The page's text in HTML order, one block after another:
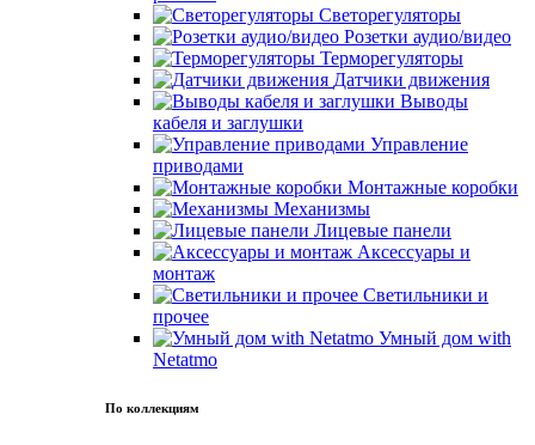
Светорегуляторы
Розетки аудио/видео
Терморегуляторы
Датчики движения
Выводы
кабеля и заглушки
Управление
приводами
Монтажные коробки
Механизмы
Лицевые панели
Аксессуары и
монтаж
Светильники и
прочее
Умный дом with
Netatmo
По коллекциям